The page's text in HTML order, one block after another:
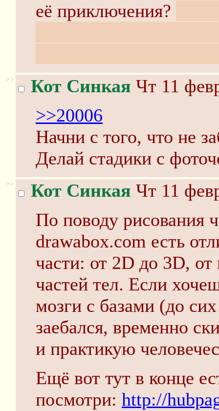
её приключения?
>> Кот Синкая Чт 11
>>20006
Начни с того, что не
Делай стадики с
>> Кот Синкая Чт 11
По поводу рисования
drawabox.com есть
части: от 2D до 3D,
частей тел. Если
мозги с базами (до
заебался, временно
и практикую
Ещё вот тут в конце
посмотри: http://